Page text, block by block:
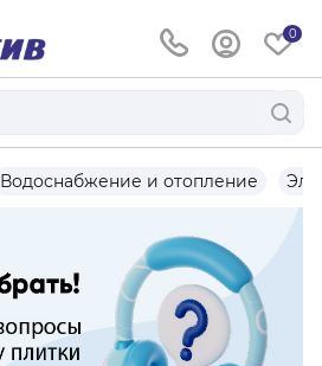
0
Водоснабжение и отопление